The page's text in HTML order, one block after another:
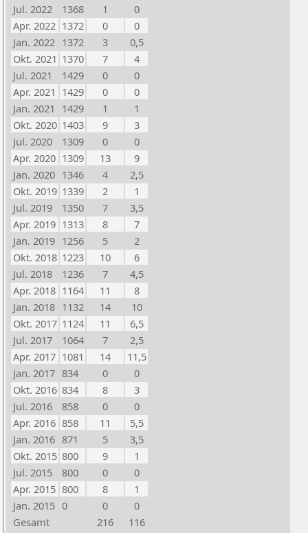
Jul. 2022
1368 1
0
Apr. 2022 1372 0
0
Jan. 2022 1372 3
0,5
Okt. 2021 1370 7
4
Jul. 2021
1429 0
0
Apr. 2021 1429 0
0
Jan. 2021
1429 1
1
Okt. 2020 1403 9
3
Jul. 2020
1309 0
0
Apr. 2020 1309 13
9
Jan. 2020 1346 4
2,5
Okt. 2019 1339 2
1
Jul. 2019
1350 7
3,5
Apr. 2019 1313 8
7
Jan. 2019 1256 5
2
Okt. 2018 1223 10
6
Jul. 2018
1236 7
4,5
Apr. 2018 1164 11
8
Jan. 2018 1132 14
10
Okt. 2017 1124 11
6,5
Jul. 2017
1064 7
2,5
Apr. 2017 1081 14
11,5
Jan. 2017 834 0
0
Okt. 2016 834 8
3
Jul. 2016
858 0
0
Apr. 2016 858 11
5,5
Jan. 2016 871 5
3,5
Okt. 2015 800 9
1
Jul. 2015
800 0
0
Apr. 2015 800 8
1
Jan. 2015 0 0
0
Gesamt
216 116